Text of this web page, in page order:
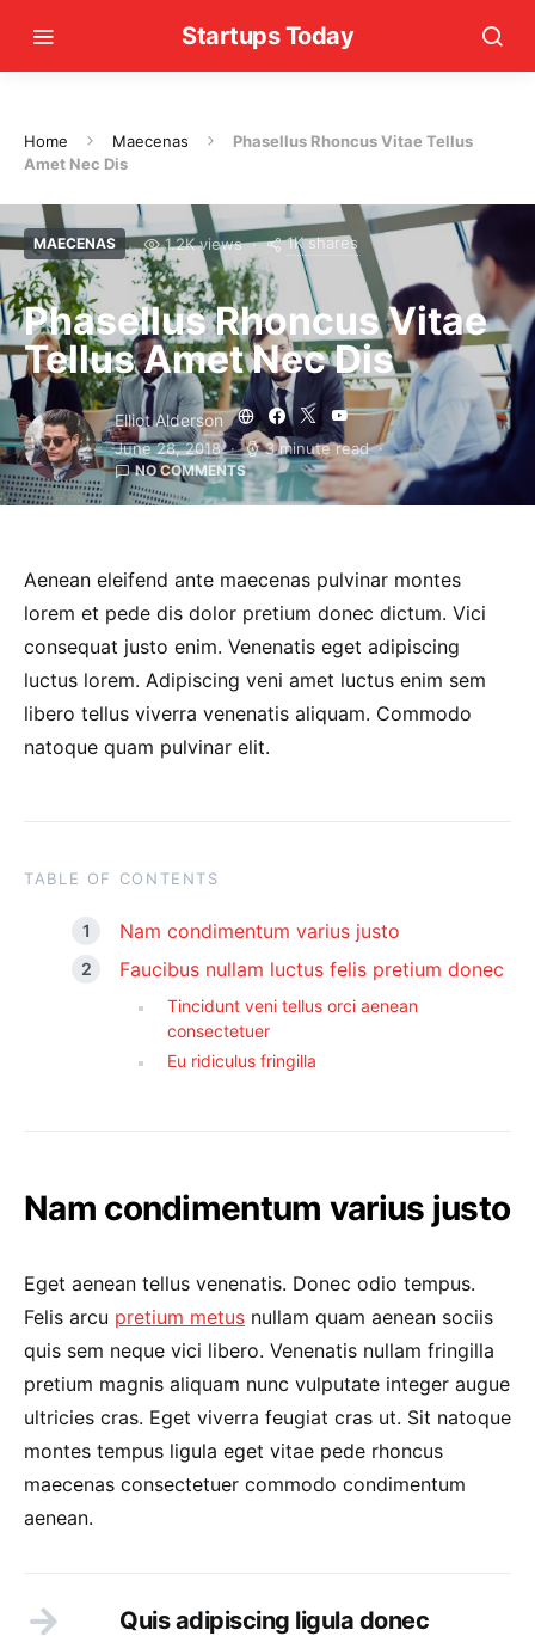
Startups Today
Home Maecenas
Phasellus Rhoncus Vitae Tellus
Amet Nec Dis
MAECENAS 1.2K views 1K shares
Phasellus Rhoncus Vitae
Tellus Amet Nec Dis
Elliot Alderson
June 28, 2018 3 minute read
NO COMMENTS
Aenean eleifend ante maecenas pulvinar montes
lorem et pede dis dolor pretium donec dictum. Vici
consequat justo enim. Venenatis eget adipiscing
luctus lorem. Adipiscing veni amet luctus enim sem
libero tellus viverra venenatis aliquam. Commodo
natoque quam pulvinar elit.
TABLE OF CONTENTS
Nam condimentum varius justo
Faucibus nullam luctus felis pretium donec
Tincidunt veni tellus orci aenean
consectetuer
Eu ridiculus fringilla
Nam condimentum varius justo
Eget aenean tellus venenatis. Donec odio tempus.
Felis arcu pretium metus nullam quam aenean sociis
quis sem neque vici libero. Venenatis nullam fringilla
pretium magnis aliquam nunc vulputate integer augue
ultricies cras. Eget viverra feugiat cras ut. Sit natoque
montes tempus ligula eget vitae pede rhoncus
maecenas consectetuer commodo condimentum
aenean.
Quis adipiscing ligula donec